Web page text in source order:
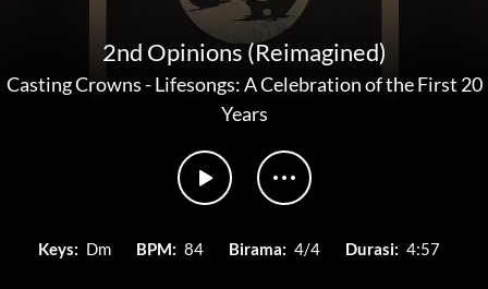
2nd Opinions (Reimagined)
Casting Crowns -Lifesongs: A Celebration of the First 20
Years
Keys: Dm BPM: 84 Birama: 4/4 Durasi: 4:57